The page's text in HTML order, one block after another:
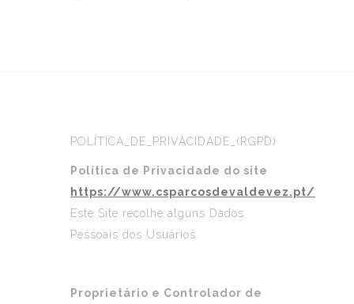
POLÍTICA_DE_PRIVACIDADE_(RGPD)
Política de Privacidade do site
https://www.csparcosdevaldevez.pt/
Este Site recolhe alguns Dados
Pessoais dos Usuários.
Proprietário e Controlador de